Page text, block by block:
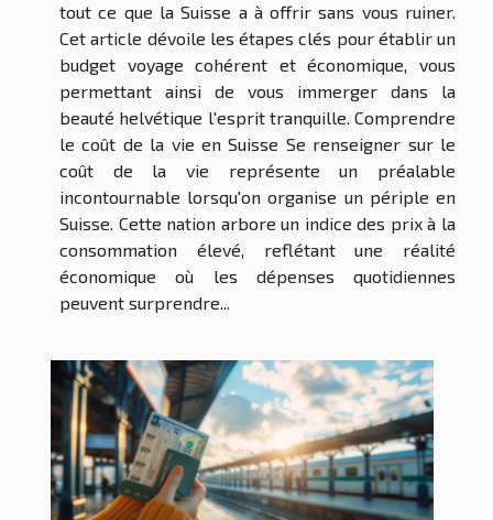
tout ce que la Suisse a à offrir sans vous ruiner.
Cet article dévoile les étapes clés pour établir un
budget voyage cohérent et économique, vous
permettant ainsi de vous immerger dans la
beauté helvétique l'esprit tranquille. Comprendre
le coût de la vie en Suisse Se renseigner sur le
coût de la vie représente un préalable
incontournable lorsqu'on organise un périple en
Suisse. Cette nation arbore un indice des prix à la
consommation élevé, reflétant une réalité
économique où les dépenses quotidiennes
peuvent surprendre...